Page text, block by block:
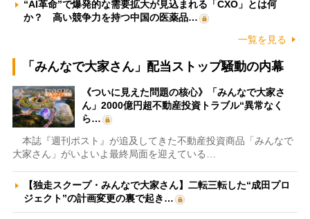
“AI革命”で爆発的な需要拡大が見込まれる「CXO」とは何
か？ 高い競争力を持つ中国の医薬品…
一覧を見る
「みんなで大家さん」配当ストップ騒動の内幕
《ついに見えた問題の核心》「みんなで大家さ
ん」2000億円超不動産投資トラブル“異常なく
ら…
本誌『週刊ポスト』が追及してきた不動産投資商品「みんなで
大家さん」がいよいよ最終局面を迎えている…
【独走スクープ・みんなで大家さん】二転三転した“成田プロ
ジェクト”の計画変更の裏で起き…